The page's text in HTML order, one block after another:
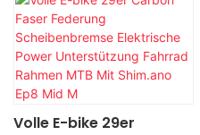
Volle E-bike 29er